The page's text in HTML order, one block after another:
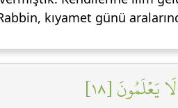
kıyamet günü
[١٨]